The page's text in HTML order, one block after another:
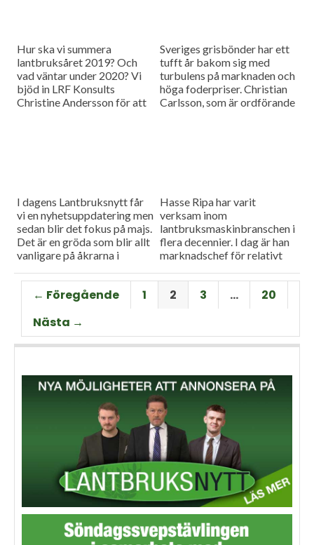
Hur ska vi summera
lantbruksåret 2019? Och
vad väntar under 2020? Vi
bjöd in LRF Konsults
Christine Andersson för att
Sveriges grisbönder har ett
tufft år bakom sig med
turbulens på marknaden och
höga foderpriser. Christian
Carlsson, som är ordförande
I dagens Lantbruksnytt får
vi en nyhetsuppdatering men
sedan blir det fokus på majs.
Det är en gröda som blir allt
vanligare på åkrarna i
som vet allt om majsens
fördelar, men också om
majsens utmaningar, är Hans
Thorell som började odla
grödan redan på 70-talet.
Hasse Ripa har varit
verksam inom
lantbruksmaskinbranschen i
flera decennier. I dag är han
marknadschef för relativt
Machinery med
huvudagenturen Claas. Hur
går det för Swedish Agro
← Föregående 1 2 3 …
20
Nästa →